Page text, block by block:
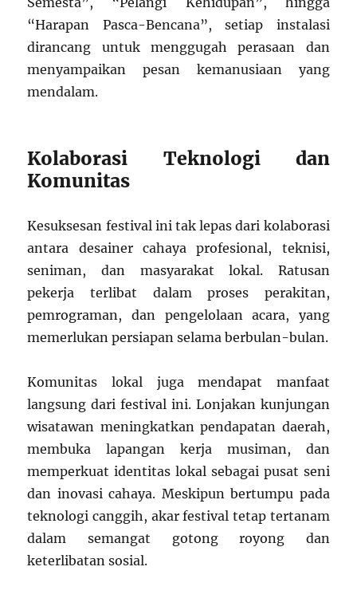
“Harapan Pasca-Bencana”, setiap instalasi
dirancang untuk menggugah perasaan dan
menyampaikan pesan kemanusiaan yang
mendalam.
Kolaborasi Teknologi dan
Komunitas
Kesuksesan festival ini tak lepas dari kolaborasi
antara desainer cahaya profesional, teknisi,
seniman, dan masyarakat lokal. Ratusan
pekerja terlibat dalam proses perakitan,
pemrograman, dan pengelolaan acara, yang
memerlukan persiapan selama berbulan-bulan.
Komunitas lokal juga mendapat manfaat
langsung dari festival ini. Lonjakan kunjungan
wisatawan meningkatkan pendapatan daerah,
membuka lapangan kerja musiman, dan
memperkuat identitas lokal sebagai pusat seni
dan inovasi cahaya. Meskipun bertumpu pada
teknologi canggih, akar festival tetap tertanam
dalam semangat gotong royong dan
keterlibatan sosial.